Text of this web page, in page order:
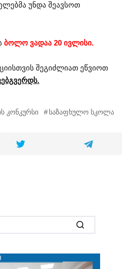
უნდა შეავსოთ
ბოლო ვადაა 20 ივლისი.
შეგიძლიათ ეწვიოთ
კონკურსი საზაფხულო სკოლა